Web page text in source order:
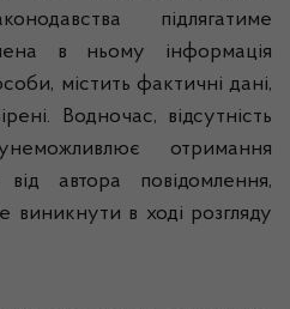
підлягатиме
в ньому інформація
містить фактичні дані,
Водночас, відсутність
отримання
від автора повідомлення,
виникнути в ході розгляду